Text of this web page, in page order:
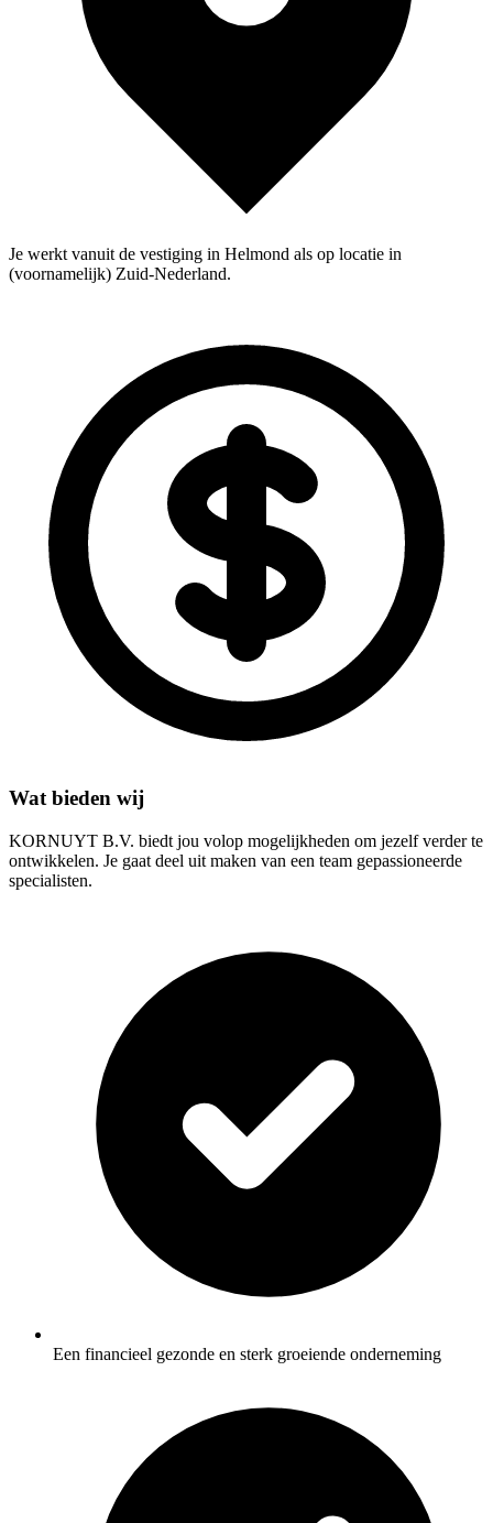
Je werkt vanuit de vestiging in Helmond als op locatie in
(voornamelijk) Zuid-Nederland.
Wat bieden wij
KORNUYT B.V. biedt jou volop mogelijkheden om jezelf verder te
ontwikkelen. Je gaat deel uit maken van een team gepassioneerde
specialisten.
Een financieel gezonde en sterk groeiende onderneming